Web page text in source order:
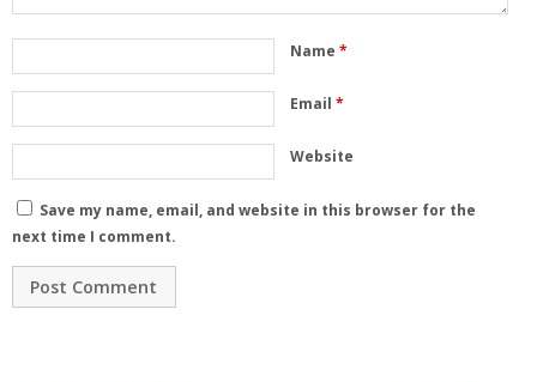
Name *
Email *
Website
Save my name, email, and website in this browser for the
next time I comment.